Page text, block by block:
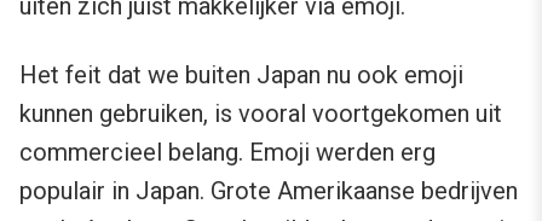
uiten zich juist makkelijker via emoji.
Het feit dat we buiten Japan nu ook emoji
kunnen gebruiken, is vooral voortgekomen uit
commercieel belang. Emoji werden erg
populair in Japan. Grote Amerikaanse bedrijven